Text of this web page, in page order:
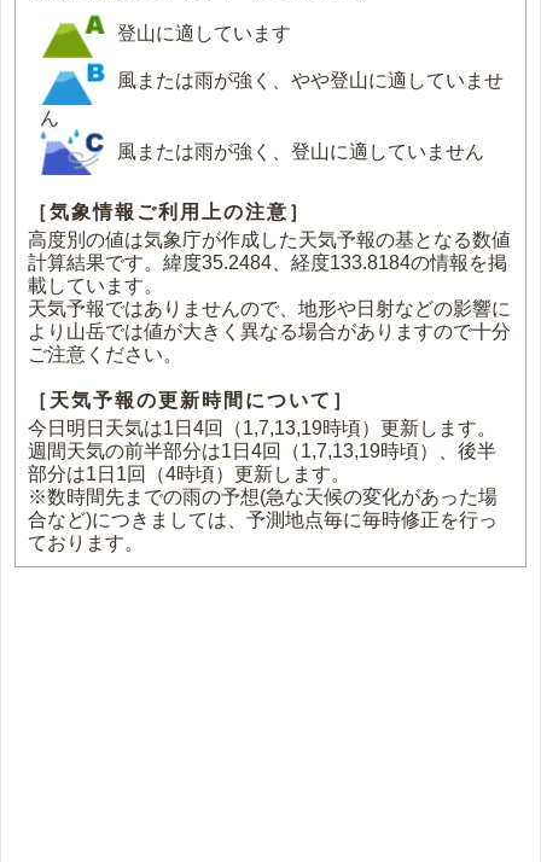
登山に適しています
風または雨が強く、やや登山に適していませ
ん
風または雨が強く、登山に適していません
［気象情報ご利用上の注意］
高度別の値は気象庁が作成した天気予報の基となる数値
計算結果です。緯度35.2484、経度133.8184の情報を掲
載しています。
天気予報ではありませんので、地形や日射などの影響に
より山岳では値が大きく異なる場合がありますので十分
ご注意ください。
［天気予報の更新時間について］
今日明日天気は1日4回（1,7,13,19時頃）更新します。
週間天気の前半部分は1日4回（1,7,13,19時頃）、後半
部分は1日1回（4時頃）更新します。
※数時間先までの雨の予想(急な天候の変化があった場
合など)につきましては、予測地点毎に毎時修正を行っ
ております。